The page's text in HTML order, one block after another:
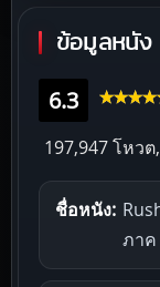
ข้อมูลหนัง
6.3
197,947 โหว
ชื่อหนัง:
ภาค